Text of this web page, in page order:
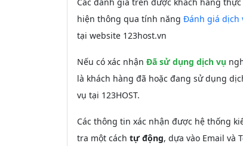
hiện thông qua tính năng Đánh giá dịch
tại website 123host.vn
Nếu có xác nhận Đã sử dụng dịch vụ
là khách hàng đã hoặc đang sử dụng
vụ tại 123HOST.
Các thông tin xác nhận được hệ thống
tra một cách tự động, dựa vào Email và